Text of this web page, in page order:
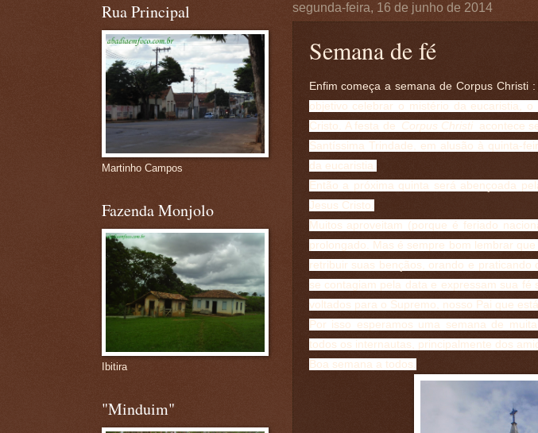
segunda-feira, 16 de junho de 2014
Semana de fé
Enfim começa a semana de Corpus Christi
objetivo celebrar o mistério da eucaristia ,
Cristo.
A festa de Corpus Christi acontece
Santíssima Trindade, em alusão à quinta-
da eucaristia.
Então a próxima quinta será abençoada
Jesus Cristo.
Muitos aproveitam (porque é feriado
prolongado. Mas é sempre bom lembrar
retribuir suas bençãos, orando e
se contagiam pela data e expressam sua
voltados para o Supremo, nosso Pai que
Por isso esperamos uma semana de
todos os internautas, principalmente dos
Boa semana a todos.
Rua Principal
Martinho Campos
Fazenda Monjolo
Ibitira
"Minduim"